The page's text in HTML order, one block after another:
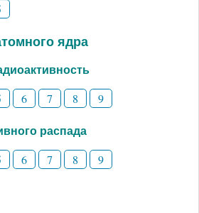
ядра
6 7 8 9
распада
6 7 8 9